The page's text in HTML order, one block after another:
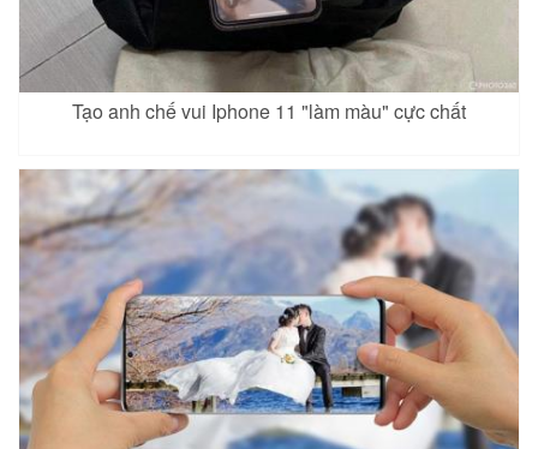
Tạo anh chế vui Iphone 11 "làm màu" cực chất